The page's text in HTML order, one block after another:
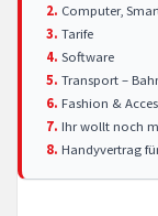
Computer,
Tarife
Software
Transport –
Fashion &
Ihr wollt noch
Handyvertrag